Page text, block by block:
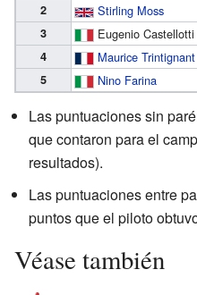
2
Stirling Moss
3
Eugenio Castellotti
4
Maurice Trintignant
5 Nino Farina
Las puntuaciones sin
que contaron para el
resultados).
Las puntuaciones entre
puntos que el piloto
Véase también